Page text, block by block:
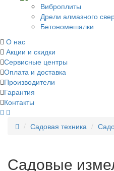
Виброплиты
Дрели алмазного
Бетономешалки
О нас
Акции и скидки
Сервисные центры
Оплата и доставка
Производители
Гарантия
Контакты
Садовая техника
Садовые